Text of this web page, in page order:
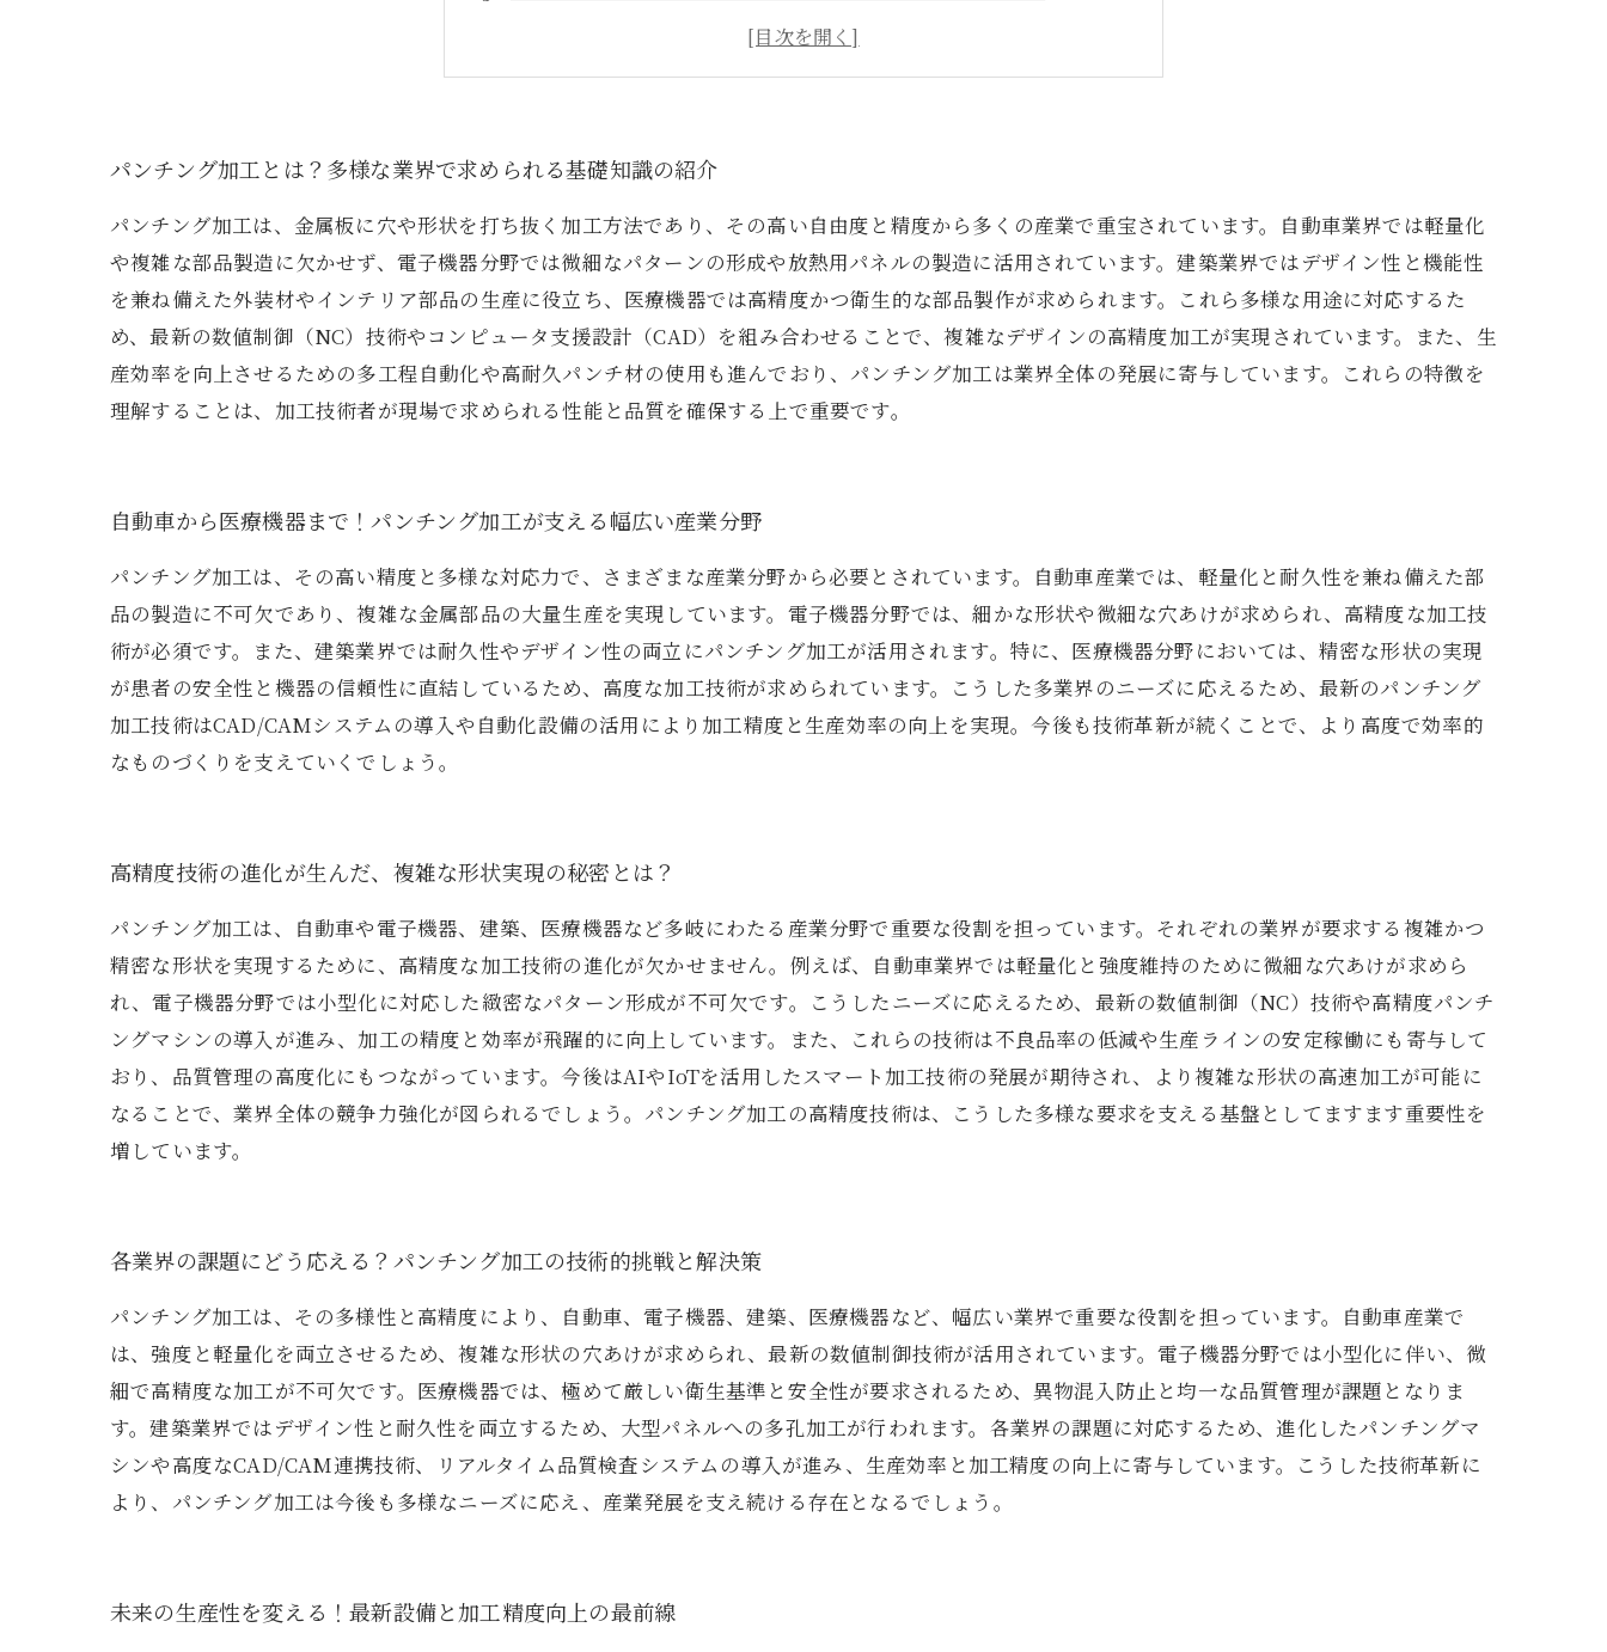
各業界の課題にどう応える？パンチング加工の技術的挑戦と解決策
未来の生産性を変える！最新設備と加工精度向上の最前線
まとめ：多業界に寄り添うパンチング加工の今後の展望と期待
パンチング加工とは？多様な業界で求められる基礎知識の紹介
パンチング加工は、金属板に穴や形状を打ち抜く加工方法であり、その高い自由度と精度から多くの産業で重宝されています。自動車業界では軽量化
や複雑な部品製造に欠かせず、電子機器分野では微細なパターンの形成や放熱用パネルの製造に活用されています。建築業界ではデザイン性と機能性
を兼ね備えた外装材やインテリア部品の生産に役立ち、医療機器では高精度かつ衛生的な部品製作が求められます。これら多様な用途に対応するた
め、最新の数値制御（NC）技術やコンピュータ支援設計（CAD）を組み合わせることで、複雑なデザインの高精度加工が実現されています。また、生
産効率を向上させるための多工程自動化や高耐久パンチ材の使用も進んでおり、パンチング加工は業界全体の発展に寄与しています。これらの特徴を
理解することは、加工技術者が現場で求められる性能と品質を確保する上で重要です。
自動車から医療機器まで！パンチング加工が支える幅広い産業分野
パンチング加工は、その高い精度と多様な対応力で、さまざまな産業分野から必要とされています。自動車産業では、軽量化と耐久性を兼ね備えた部
品の製造に不可欠であり、複雑な金属部品の大量生産を実現しています。電子機器分野では、細かな形状や微細な穴あけが求められ、高精度な加工技
術が必須です。また、建築業界では耐久性やデザイン性の両立にパンチング加工が活用されます。特に、医療機器分野においては、精密な形状の実現
が患者の安全性と機器の信頼性に直結しているため、高度な加工技術が求められています。こうした多業界のニーズに応えるため、最新のパンチング
加工技術はCAD/CAMシステムの導入や自動化設備の活用により加工精度と生産効率の向上を実現。今後も技術革新が続くことで、より高度で効率的
なものづくりを支えていくでしょう。
高精度技術の進化が生んだ、複雑な形状実現の秘密とは？
パンチング加工は、自動車や電子機器、建築、医療機器など多岐にわたる産業分野で重要な役割を担っています。それぞれの業界が要求する複雑かつ
精密な形状を実現するために、高精度な加工技術の進化が欠かせません。例えば、自動車業界では軽量化と強度維持のために微細な穴あけが求めら
れ、電子機器分野では小型化に対応した緻密なパターン形成が不可欠です。こうしたニーズに応えるため、最新の数値制御（NC）技術や高精度パンチ
ングマシンの導入が進み、加工の精度と効率が飛躍的に向上しています。また、これらの技術は不良品率の低減や生産ラインの安定稼働にも寄与して
おり、品質管理の高度化にもつながっています。今後はAIやIoTを活用したスマート加工技術の発展が期待され、より複雑な形状の高速加工が可能に
なることで、業界全体の競争力強化が図られるでしょう。パンチング加工の高精度技術は、こうした多様な要求を支える基盤としてますます重要性を
増しています。
各業界の課題にどう応える？パンチング加工の技術的挑戦と解決策
パンチング加工は、その多様性と高精度により、自動車、電子機器、建築、医療機器など、幅広い業界で重要な役割を担っています。自動車産業で
は、強度と軽量化を両立させるため、複雑な形状の穴あけが求められ、最新の数値制御技術が活用されています。電子機器分野では小型化に伴い、微
細で高精度な加工が不可欠です。医療機器では、極めて厳しい衛生基準と安全性が要求されるため、異物混入防止と均一な品質管理が課題となりま
す。建築業界ではデザイン性と耐久性を両立するため、大型パネルへの多孔加工が行われます。各業界の課題に対応するため、進化したパンチングマ
シンや高度なCAD/CAM連携技術、リアルタイム品質検査システムの導入が進み、生産効率と加工精度の向上に寄与しています。こうした技術革新に
より、パンチング加工は今後も多様なニーズに応え、産業発展を支え続ける存在となるでしょう。
未来の生産性を変える！最新設備と加工精度向上の最前線